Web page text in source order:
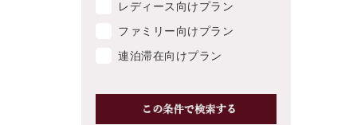
レディース向けプラン
ファミリー向けプラン
連泊滞在向けプラン